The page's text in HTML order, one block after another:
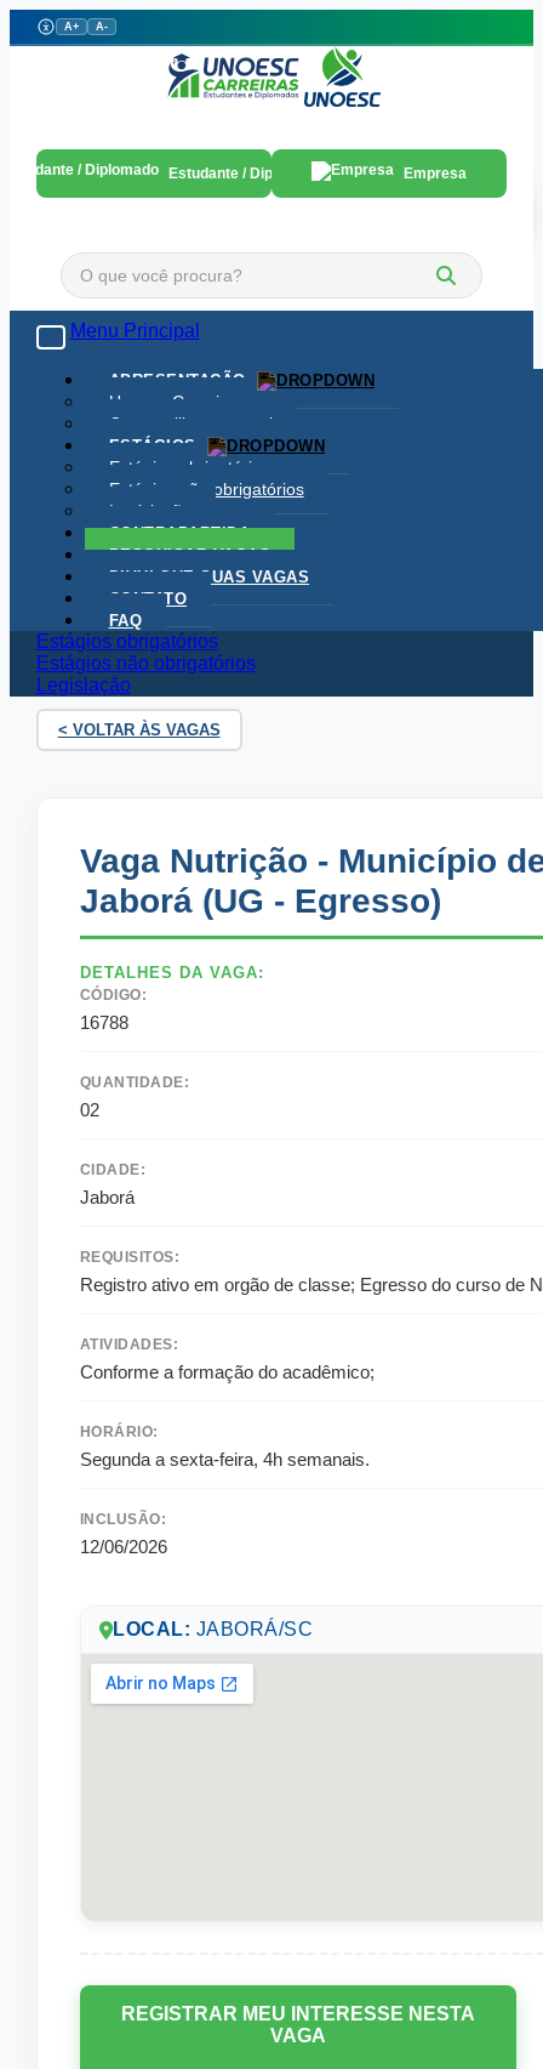
A+ A-
Estudante / Diplomado Empresa
Toggle navigation
Menu Principal
APRESENTAÇÃO
Unoesc Carreiras
Como utilizar o portal
ESTÁGIOS
Estágios obrigatórios
Estágios não obrigatórios
Legislação
CONTRAPARTIDA
PESQUISAR VAGAS
DIVULGUE SUAS VAGAS
CONTATO
FAQ
Unoesc Carreiras
Como utilizar o portal
Estágios obrigatórios
Estágios não obrigatórios
Legislação
< VOLTAR ÀS VAGAS
Vaga Nutrição - Município
Jaborá (UG - Egresso)
DETALHES DA VAGA:
CÓDIGO:
16788
QUANTIDADE:
02
CIDADE:
Jaborá
REQUISITOS:
Registro ativo em orgão de classe; Egresso do curso de
ATIVIDADES:
Conforme a formação do acadêmico;
HORÁRIO:
Segunda a sexta-feira, 4h semanais.
INCLUSÃO:
12/06/2026
LOCAL: JABORÁ/SC
REGISTRAR MEU INTERESSE NESTA
VAGA